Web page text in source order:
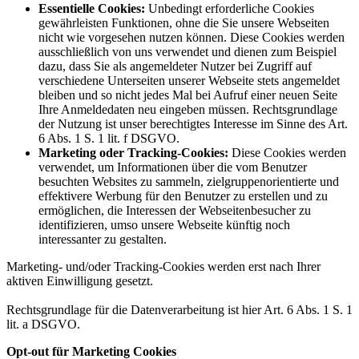
Essentielle Cookies: Unbedingt erforderliche Cookies
gewährleisten Funktionen, ohne die Sie unsere Webseiten
nicht wie vorgesehen nutzen können. Diese Cookies werden
ausschließlich von uns verwendet und dienen zum Beispiel
dazu, dass Sie als angemeldeter Nutzer bei Zugriff auf
verschiedene Unterseiten unserer Webseite stets angemeldet
bleiben und so nicht jedes Mal bei Aufruf einer neuen Seite
Ihre Anmeldedaten neu eingeben müssen. Rechtsgrundlage
der Nutzung ist unser berechtigtes Interesse im Sinne des Art.
6 Abs. 1 S. 1 lit. f DSGVO.
Marketing oder Tracking-Cookies: Diese Cookies werden
verwendet, um Informationen über die vom Benutzer
besuchten Websites zu sammeln, zielgruppenorientierte und
effektivere Werbung für den Benutzer zu erstellen und zu
ermöglichen, die Interessen der Webseitenbesucher zu
identifizieren, umso unsere Webseite künftig noch
interessanter zu gestalten.
Marketing- und/oder Tracking-Cookies werden erst nach Ihrer
aktiven Einwilligung gesetzt.
Rechtsgrundlage für die Datenverarbeitung ist hier Art. 6 Abs. 1 S. 1
lit. a DSGVO.
Opt-out für Marketing Cookies